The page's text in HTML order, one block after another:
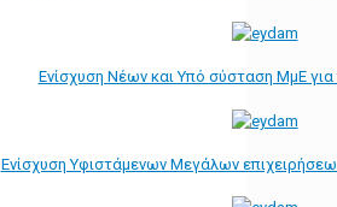
Ενίσχυση Νέων και Υπό σύσταση ΜμΕ
Ενίσχυση Υφιστάμενων Μεγάλων